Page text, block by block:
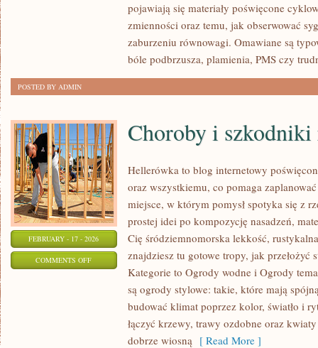
pojawiają się materiały poświęcone
zmienności oraz temu, jak obserwować
zaburzeniu równowagi. Omawiane są
bóle podbrzusza, plamienia, PMS czy
POSTED BY ADMIN
FEBRUARY - 17 - 2026
COMMENTS OFFON
SZKODNIKI
Choroby i
Hellerówka to blog internetowy
oraz wszystkiemu, co pomaga
miejsce, w którym pomysł spotyka się z
prostej idei po kompozycję nasadzeń,
Cię śródziemnomorska lekkość,
znajdziesz tu gotowe tropy, jak przełożyć
Kategorie to Ogrody wodne i Ogrody
są ogrody stylowe: takie, które mają
budować klimat poprzez kolor, światło i
łączyć krzewy, trawy ozdobne oraz
dobrze wiosną [ Read More ]